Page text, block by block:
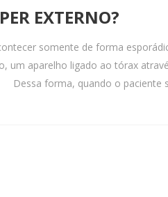
EXTERNO?
somente de forma
um aparelho ligado ao tórax
Dessa forma, quando o